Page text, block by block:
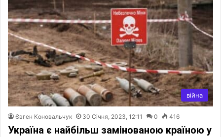
війна
Євген Коновальчук 30 Січня, 2023, 12:11 0 416
Україна є найбільш замінованою країною у